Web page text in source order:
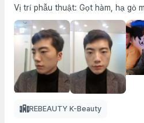
Vị trí phẫu thuật: Gọt hàm, hạ gò
REBEAUTY K-Beauty